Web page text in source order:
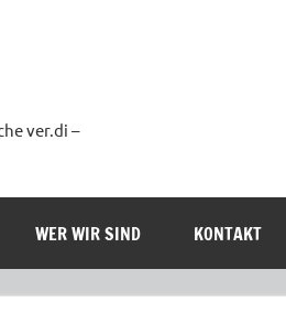
ver.di –
WER WIR SIND KONTAKT